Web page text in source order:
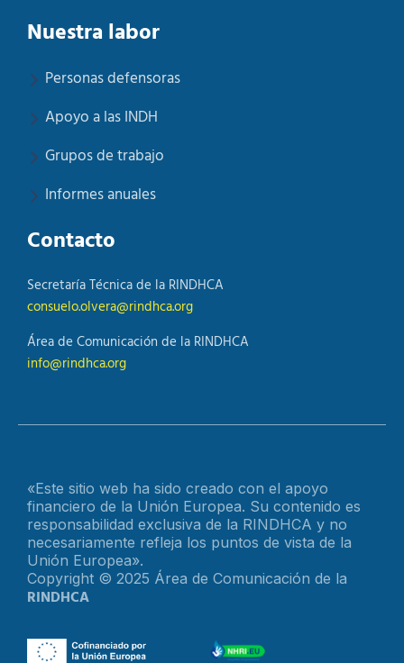
Nuestra labor
Personas defensoras
Apoyo a las INDH
Grupos de trabajo
Informes anuales
Contacto
Secretaría Técnica de la RINDHCA
consuelo.olvera@rindhca.org
Área de Comunicación de la RINDHCA
info@rindhca.org
«Este sitio web ha sido creado con el apoyo
financiero de la Unión Europea. Su contenido es
responsabilidad exclusiva de la RINDHCA y no
necesariamente refleja los puntos de vista de la
Unión Europea».
Copyright © 2025 Área de Comunicación de la
RINDHCA